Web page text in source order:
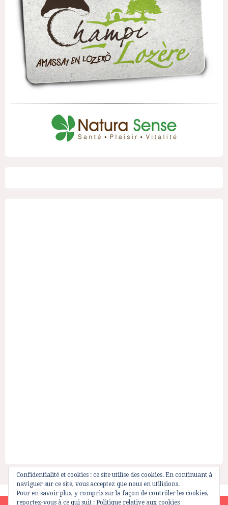
Confidentialité et cookies : ce site utilise des cookies. En continuant à
naviguer sur ce site, vous acceptez que nous en utilisions.
Pour en savoir plus, y compris sur la façon de contrôler les cookies,
reportez-vous à ce qui suit : Politique relative aux cookies